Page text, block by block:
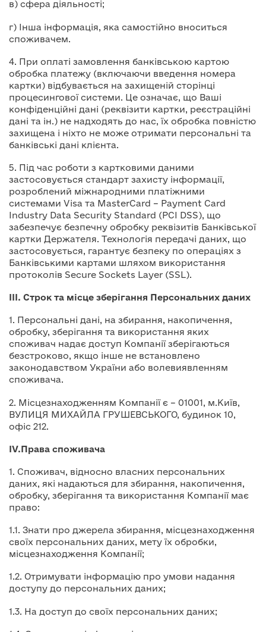
в) сфера діяльності;
г) Інша інформація, яка самостійно вноситься
споживачем.
4. При оплаті замовлення банківською картою
обробка платежу (включаючи введення номера
картки) відбувається на захищеній сторінці
процесингової системи. Це означає, що Ваші
конфіденційні дані (реквізити картки, реєстраційні
дані та ін.) не надходять до нас, їх обробка повністю
захищена і ніхто не може отримати персональні та
банківські дані клієнта.
5. Під час роботи з картковими даними
застосовується стандарт захисту інформації,
розроблений міжнародними платіжними
системами Visa та MasterCard – Payment Card
Industry Data Security Standard (PCI DSS), що
забезпечує безпечну обробку реквізитів Банківської
картки Держателя. Технологія передачі даних, що
застосовується, гарантує безпеку по операціях з
Банківськими картами шляхом використання
протоколів Secure Sockets Layer (SSL).
ІІІ. Строк та місце зберігання Персональних даних
1. Персональні дані, на збирання, накопичення,
обробку, зберігання та використання яких
споживач надає доступ Компанії зберігаються
безстроково, якщо інше не встановлено
законодавством України або волевиявленням
споживача.
2. Місцезнаходженням Компанії є – 01001, м.Київ,
ВУЛИЦЯ МИХАЙЛА ГРУШЕВСЬКОГО, будинок 10,
офіс 212.
IV.Права споживача
1. Споживач, відносно власних персональних
даних, які надаються для збирання, накопичення,
обробку, зберігання та використання Компанії має
право:
1.1. Знати про джерела збирання, місцезнаходження
своїх персональних даних, мету їх обробки,
місцезнаходження Компанії;
1.2. Отримувати інформацію про умови надання
доступу до персональних даних;
1.3. На доступ до своїх персональних даних;